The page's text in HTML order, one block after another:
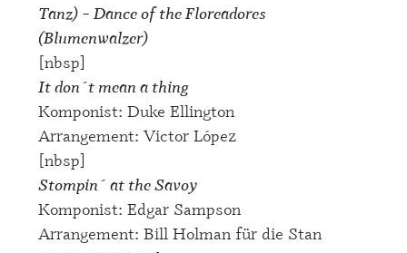
Tanz) – Dance of the Floreadores
(Blumenwalzer)
[nbsp]
It don´t mean a thing
Komponist: Duke Ellington
Arrangement: Victor López
[nbsp]
Stompin´ at the Savoy
Komponist: Edgar Sampson
Arrangement: Bill Holman für die Stan